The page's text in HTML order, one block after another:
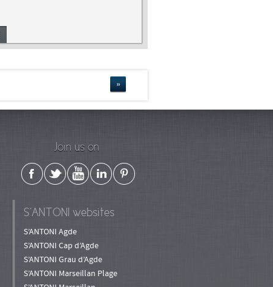
»
Join us on
S’ANTONI websites
S’ANTONI Agde
S’ANTONI Cap d’Agde
S’ANTONI Grau d’Agde
S’ANTONI Marseillan Plage